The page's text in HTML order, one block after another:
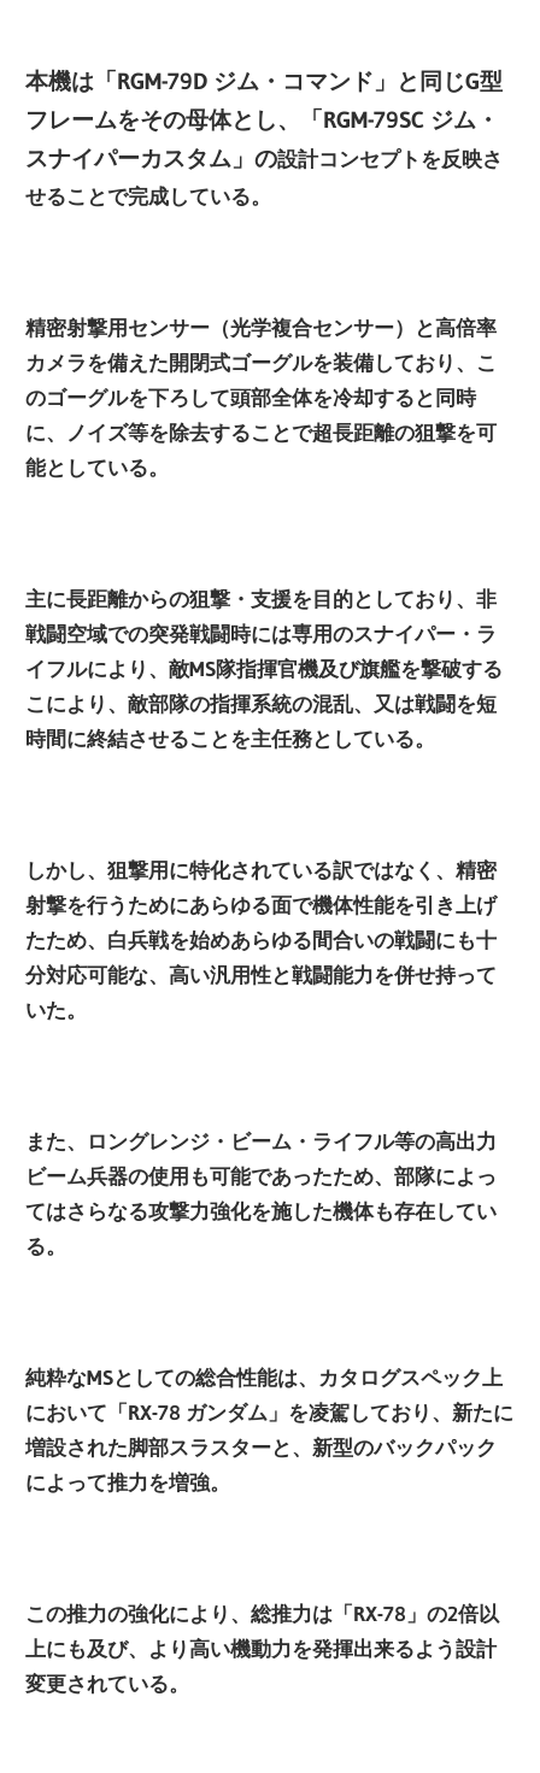
本機は「RGM-79D ジム・コマンド」と同じG型
フレームをその母体とし、「RGM-79SC ジム・
スナイパーカスタム」の設計コンセプトを反映さ
せることで完成している。
精密射撃用センサー（光学複合センサー）と高倍率
カメラを備えた開閉式ゴーグルを装備しており、こ
のゴーグルを下ろして頭部全体を冷却すると同時
に、ノイズ等を除去することで超長距離の狙撃を可
能としている。
主に長距離からの狙撃・支援を目的としており、非
戦闘空域での突発戦闘時には専用のスナイパー・ラ
イフルにより、敵MS隊指揮官機及び旗艦を撃破する
こにより、敵部隊の指揮系統の混乱、又は戦闘を短
時間に終結させることを主任務としている。
しかし、狙撃用に特化されている訳ではなく、精密
射撃を行うためにあらゆる面で機体性能を引き上げ
たため、白兵戦を始めあらゆる間合いの戦闘にも十
分対応可能な、高い汎用性と戦闘能力を併せ持って
いた。
また、ロングレンジ・ビーム・ライフル等の高出力
ビーム兵器の使用も可能であったため、部隊によっ
てはさらなる攻撃力強化を施した機体も存在してい
る。
純粋なMSとしての総合性能は、カタログスペック上
において「RX-78 ガンダム」を凌駕しており、新たに
増設された脚部スラスターと、新型のバックパック
によって推力を増強。
この推力の強化により、総推力は「RX-78」の2倍以
上にも及び、より高い機動力を発揮出来るよう設計
変更されている。